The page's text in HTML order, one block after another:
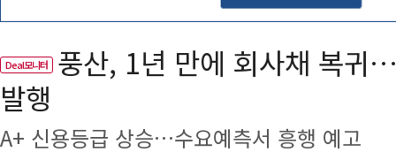
Deal모니터
풍산, 1년 만에 회사채 복귀
발행
A+ 신용등급 상승…수요예측서 흥행 예고